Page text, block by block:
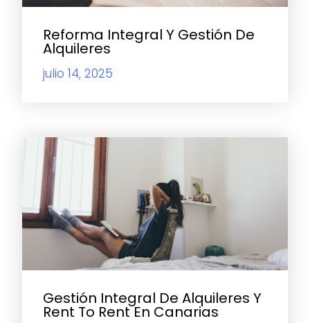
Reforma Integral Y Gestión De
Alquileres
julio 14, 2025
Gestión Integral De Alquileres Y
Rent To Rent En Canarias